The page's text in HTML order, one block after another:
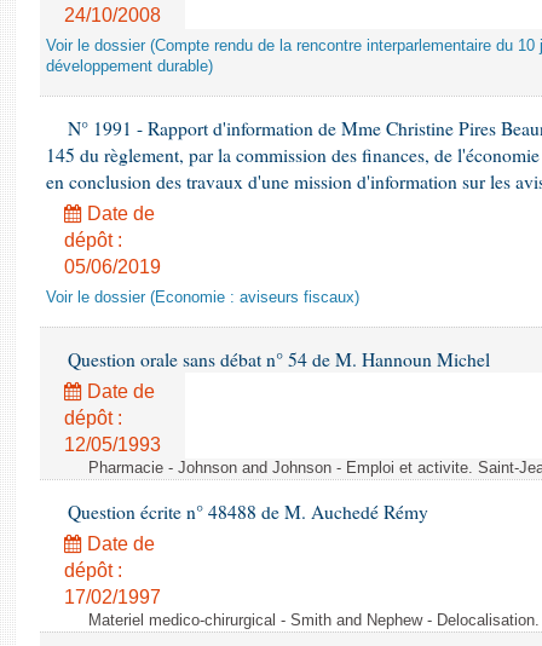
24/10/2008
Voir le dossier (Compte rendu de la rencontre interparlementaire du
développement durable)
N° 1991 - Rapport d'information de Mme Christine Pires
145 du règlement, par la commission des finances, de
en conclusion des travaux d'une mission d'information sur les
Date de
dépôt :
05/06/2019
Voir le dossier (Economie : aviseurs fiscaux)
Question orale sans débat n° 54 de M. Hannoun Michel
Date de
dépôt :
12/05/1993
Pharmacie - Johnson and Johnson - Emploi et activite. Saint-
Question écrite n° 48488 de M. Auchedé Rémy
Date de
dépôt :
17/02/1997
Materiel medico-chirurgical - Smith and Nephew -